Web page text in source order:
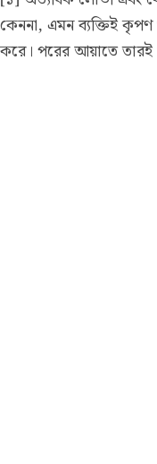
কেননা, এমন ব্যক্তিই
করে। পরের আয়াতে তারই